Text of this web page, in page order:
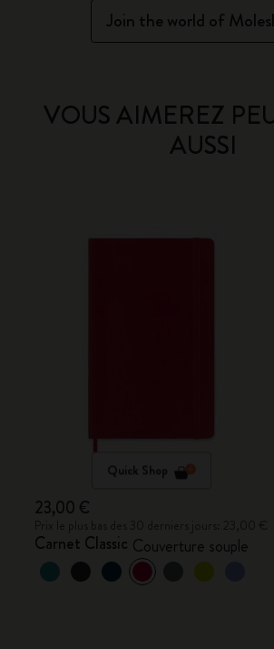
Join the world of
VOUS AIMEREZ
AUSSI
Quick Shop
23,00 €
Carnet Classic Couverture souple